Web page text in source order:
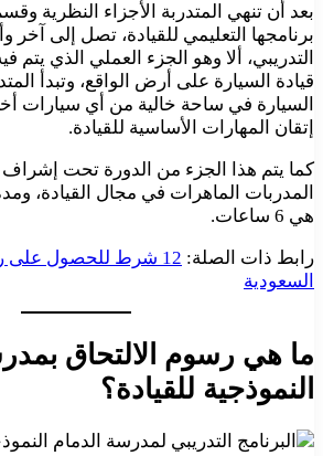
بعد أن تنهي المتدربة الأجزاء النظرية
برنامجها التعليمي للقيادة، تصل إلى آخر
التدريبي، ألا وهو الجزء العملي الذي يتم
قيادة السيارة على أرض الواقع، وتبدأ
السيارة في ساحة خالية من أي سيارات
إتقان المهارات الأساسية للقيادة.
كما يتم هذا الجزء من الدورة تحت
المدربات الماهرات في مجال القيادة،
هي 6 ساعات.
رابط ذات الصلة:
12 شرط للحصول على
السعودية
ما هي رسوم الالتحاق
النموذجية للقيادة؟